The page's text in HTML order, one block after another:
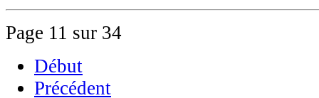
Page 11 sur 34
Début
Précédent